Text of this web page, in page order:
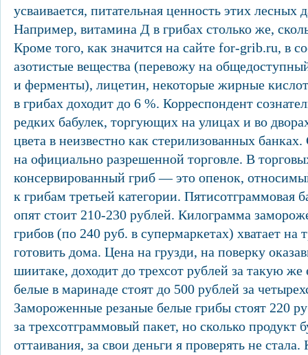
усваивается, питательная ценность этих лесных
Например, витамина Д в грибах столько же,
Кроме того, как значится на сайте for-grib.ru, в
азотистые вещества (перевожу на
и ферменты), лицетин, некоторые жирные
в грибах доходит до 6 %. Корреспондент
редких бабулек, торгующих на улицах и во
цвета в неизвестно как стерилизованных банках.
на официально разрешенной торговле. В
консервированный гриб — это опенок,
к грибам третьей категории. Пятисотграммовая
опят стоит 210-230 рублей. Килограмма
грибов (по 240 руб. в супермаркетах) хватает на
готовить дома. Цена на грузди, на поверку
шиитаке, доходит до трехсот рублей за такую же
белые в маринаде стоят до 500 рублей за
Замороженные резаные белые грибы стоят 220
за трехсотграммовый пакет, но сколько продукт
оттаивания, за свои деньги я проверять не